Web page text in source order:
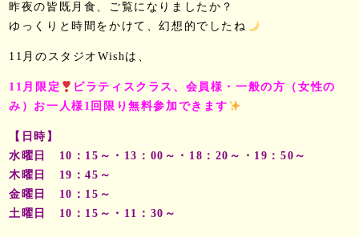
昨夜の皆既月食、ご覧になりましたか？
ゆっくりと時間をかけて、幻想的でしたね
11月のスタジオWishは、
11月限定
ピラティスクラス、会員様・一般の方（女性の
み）お一人様1回限り無料参加できます
【日時】
水曜日 10：15～・13：00～・18：20～・19：50～
木曜日 19：45～
金曜日 10：15～
土曜日 10：15～・11：30～